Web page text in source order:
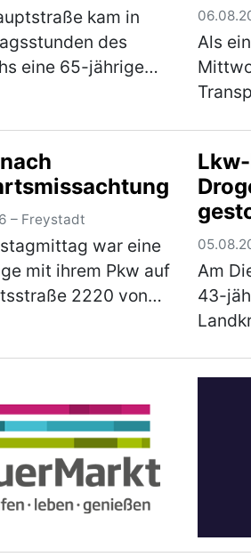
kam in
des
eine 65-jährige
mit dem
ins
(mehr)
Als
eines
seiner
auf
– Freystadt
war eine
mit ihrem Pkw auf
2220 von
2238 die
eine…(mehr)
Am
43-